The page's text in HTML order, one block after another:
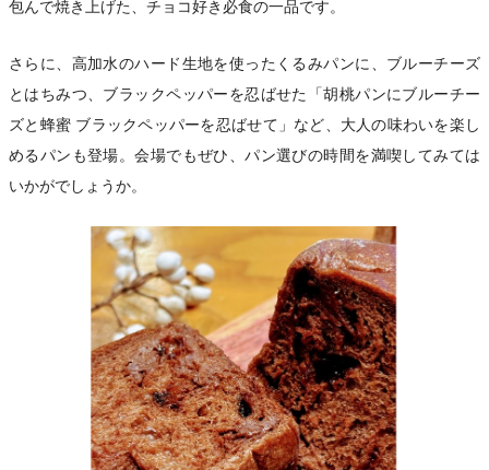
包んで焼き上げた、チョコ好き必食の一品です。
さらに、高加水のハード生地を使ったくるみパンに、ブルーチーズ
とはちみつ、ブラックペッパーを忍ばせた「胡桃パンにブルーチー
ズと蜂蜜 ブラックペッパーを忍ばせて」など、大人の味わいを楽し
めるパンも登場。会場でもぜひ、パン選びの時間を満喫してみては
いかがでしょうか。